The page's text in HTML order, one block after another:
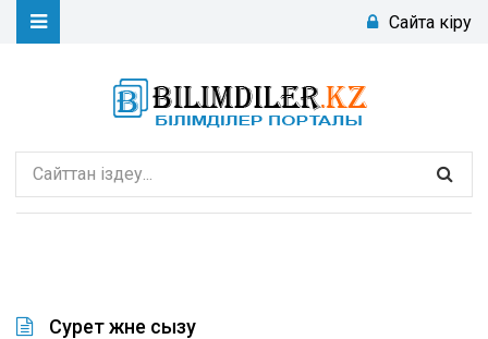
Сайтқа кіру
Сурет және сызу